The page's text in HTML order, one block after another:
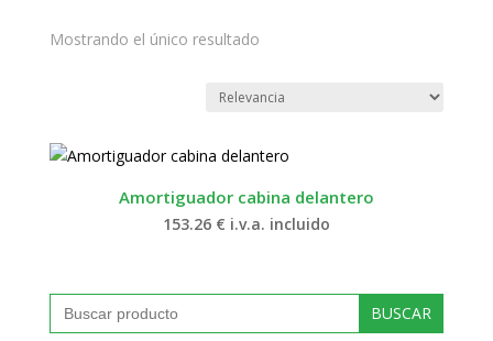
Mostrando el único resultado
Amortiguador cabina delantero
153.26 € i.v.a. incluido
Buscar: